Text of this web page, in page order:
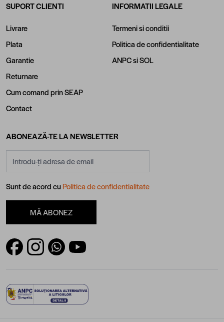
SUPORT CLIENTI
Livrare
Plata
Garantie
Returnare
Cum comand prin SEAP
Contact
INFORMATII LEGALE
Termeni si conditii
Politica de confidentialitate
ANPCsiSOL
ABONEAZĂ-TE LA NEWSLETTER
Sunt de acord cuPolitica de confidentialitate
MĂ ABONEZ